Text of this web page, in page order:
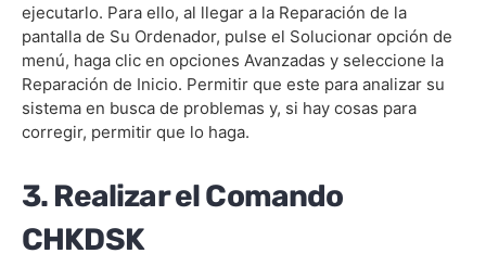
ejecutarlo. Para ello, al llegar a la Reparación de la
pantalla de Su Ordenador, pulse el Solucionar opción de
menú, haga clic en opciones Avanzadas y seleccione la
Reparación de Inicio. Permitir que este para analizar su
sistema en busca de problemas y, si hay cosas para
corregir, permitir que lo haga.
3. Realizar el Comando
CHKDSK